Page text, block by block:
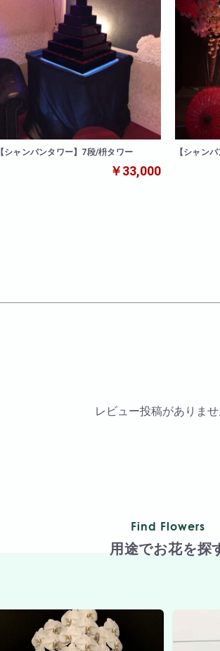
【シャンパンタワー】7段/枡タワー
￥33,000
【シャン
レビュー投稿がありま
Find Flowers
用途でお花を探